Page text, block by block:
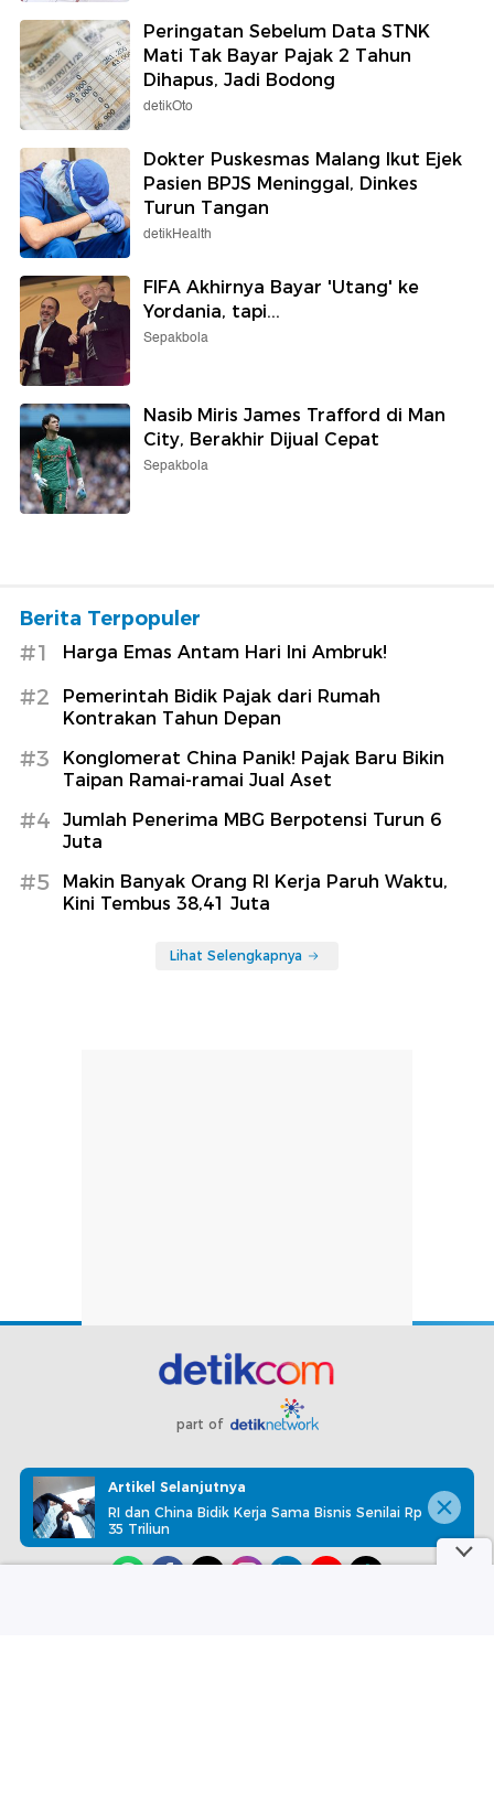
Peringatan Sebelum Data STNK
Mati Tak Bayar Pajak 2 Tahun
Dihapus, Jadi Bodong
detikOto
Dokter Puskesmas Malang Ikut Ejek
Pasien BPJS Meninggal, Dinkes
Turun Tangan
detikHealth
FIFA Akhirnya Bayar 'Utang' ke
Yordania, tapi...
Sepakbola
Nasib Miris James Trafford di Man
City, Berakhir Dijual Cepat
Sepakbola
Berita Terpopuler
#1 Harga Emas Antam Hari Ini Ambruk!
#2
Pemerintah Bidik Pajak dari Rumah
Kontrakan Tahun Depan
#3
Konglomerat China Panik! Pajak Baru Bikin
Taipan Ramai-ramai Jual Aset
#4
Jumlah Penerima MBG Berpotensi Turun 6
Juta
#5
Makin Banyak Orang RI Kerja Paruh Waktu,
Kini Tembus 38,41 Juta
Lihat Selengkapnya
part of
Redaksi Pedoman Media Siber Karir
Kotak Pos
Info Iklan
Privacy Policy Disclaimer
Artikel Selanjutnya
RI dan China Bidik Kerja Sama Bisnis Senilai Rp
35 Triliun